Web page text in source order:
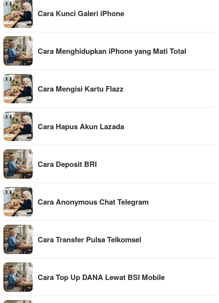
Cara Kunci Galeri iPhone
Cara Menghidupkan iPhone yang Mati Total
Cara Mengisi Kartu Flazz
Cara Hapus Akun Lazada
Cara Deposit BRI
Cara Anonymous Chat Telegram
Cara Transfer Pulsa Telkomsel
Cara Top Up DANA Lewat BSI Mobile